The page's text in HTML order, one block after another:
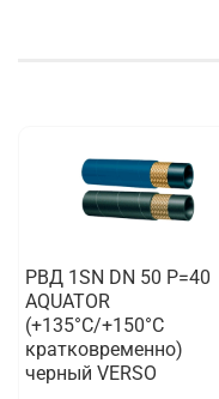
РВД 1SN DN 50 P=40
AQUATOR
(+135°C/+150°C
кратковременно)
черный VERSO